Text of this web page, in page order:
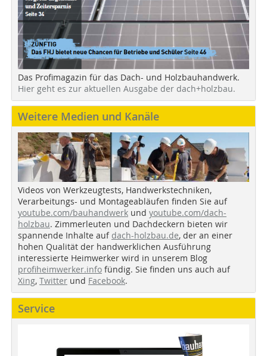
Das Profimagazin für das Dach- und Holzbauhandwerk.
Hier geht es zur aktuellen Ausgabe der dach+holzbau.
Weitere Medien und Kanäle
Videos von Werkzeugtests, Handwerkstechniken,
Verarbeitungs- und Montageabläufen finden Sie auf
youtube.com/bauhandwerk und youtube.com/dach-
holzbau. Zimmerleuten und Dachdeckern bieten wir
spannende Inhalte auf dach-holzbau.de, der an einer
hohen Qualität der handwerklichen Ausführung
interessierte Heimwerker wird in unserem Blog
profiheimwerker.info fündig. Sie finden uns auch auf
Xing, Twitter und Facebook.
Service